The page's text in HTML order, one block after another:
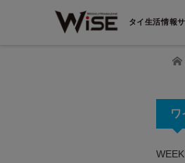
タイ生活情報
ホ
ワ